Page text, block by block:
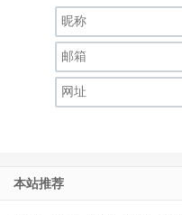
本站推荐